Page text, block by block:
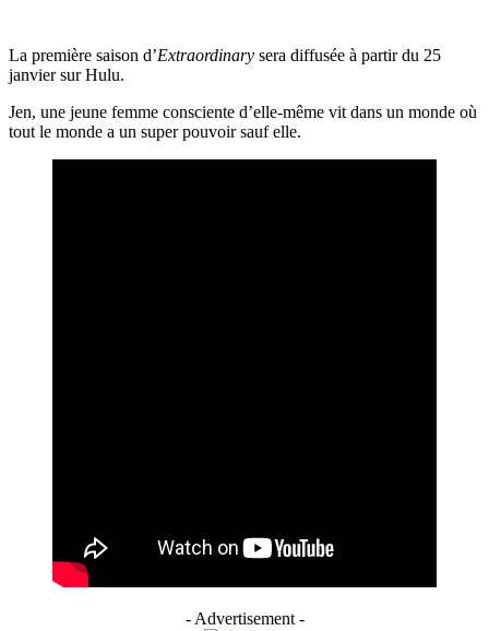
La première saison d’Extraordinary sera diffusée à partir du 25
janvier sur Hulu.
Jen, une jeune femme consciente d’elle-même vit dans un monde où
tout le monde a un super pouvoir sauf elle.
- Advertisement -